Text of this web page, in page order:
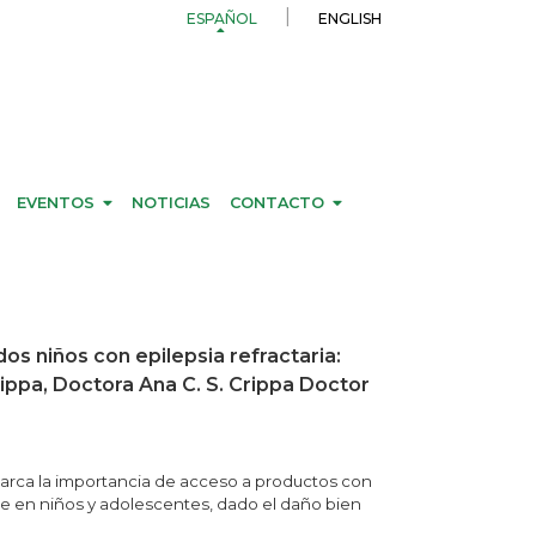
ESPAÑOL ENGLISH
EVENTOS NOTICIAS CONTACTO
niños con epilepsia refractaria:
Doctora Ana C. S. Crippa Doctor
la importancia de acceso a productos con
en niños y adolescentes, dado el daño bien